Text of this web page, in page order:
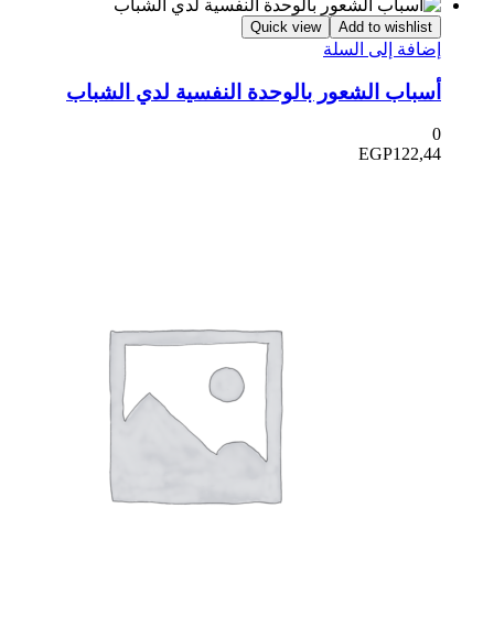
Add to wishlist
Quick view
إلى السلة
الشعور بالوحدة النفسية لدي الشباب
EGP